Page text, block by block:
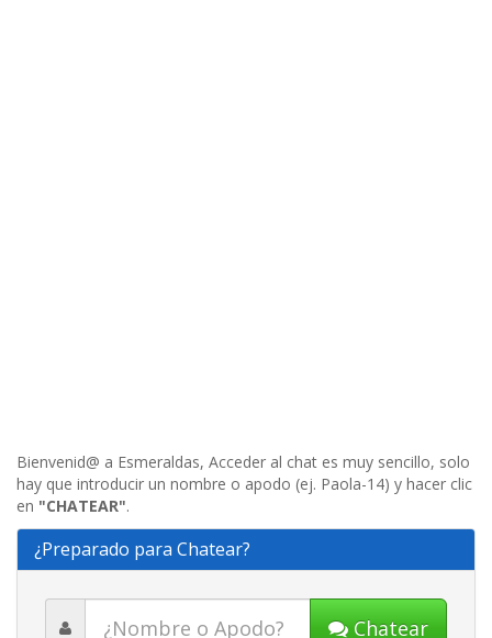
Bienvenid@ a Esmeraldas, Acceder al chat es muy sencillo, solo
hay que introducir un nombre o apodo (ej. Paola-14) y hacer clic
en "CHATEAR".
¿Preparado para Chatear?
Chatear